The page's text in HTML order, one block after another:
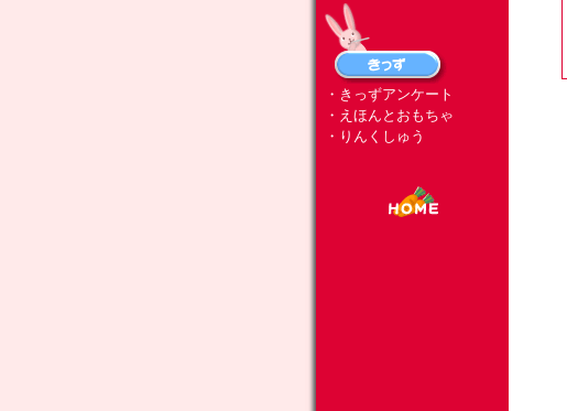
・きっずアンケート
・えほんとおもちゃ
・りんくしゅう